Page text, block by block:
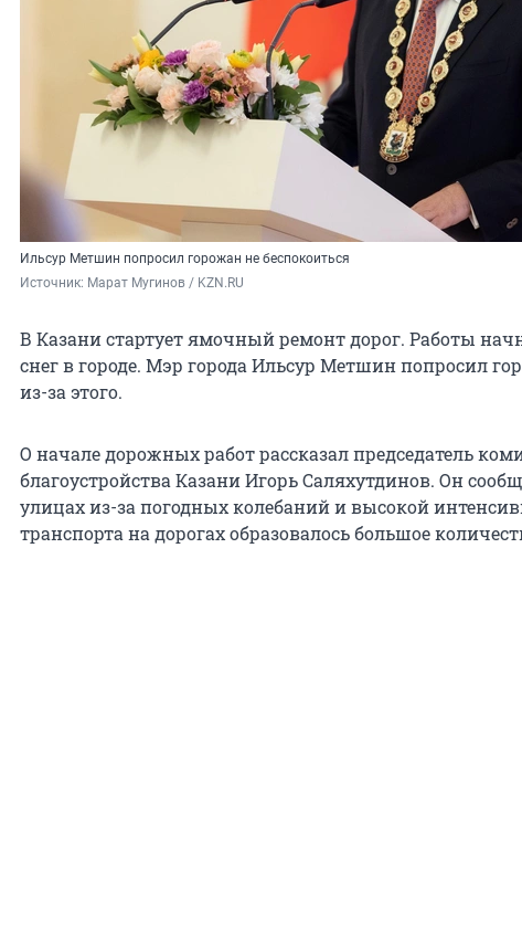
Ильсур Метшин попросил горожан не беспокоиться
Источник: Марат Мугинов / KZN.RU
В Казани стартует ямочный ремонт дорог. Работы
снег в городе. Мэр города Ильсур Метшин попросил
из-за этого.
О начале дорожных работ рассказал председатель
благоустройства Казани Игорь Саляхутдинов. Он
улицах из-за погодных колебаний и высокой
транспорта на дорогах образовалось большое